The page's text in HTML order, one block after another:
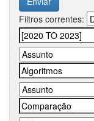
Filtros correntes: